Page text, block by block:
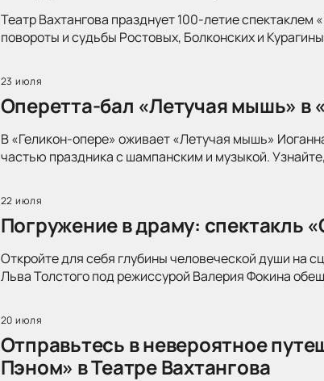
Театр Вахтангова празднует 100-летие
повороты и судьбы Ростовых, Болконских и
23 июля
Оперетта-бал «Летучая мышь» в
В «Геликон-опере» оживает «Летучая мышь»
частью праздника с шампанским и музыкой.
22 июля
Погружение в драму: спектакль
Откройте для себя глубины человеческой души на
Льва Толстого под режиссурой Валерия Фокина
20 июля
Отправьтесь в невероятное
Пэном» в Театре Вахтангова